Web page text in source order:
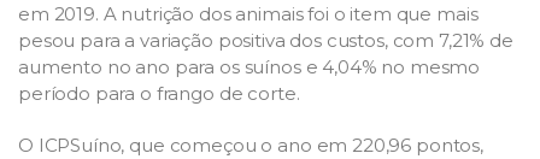
em 2019. A nutrição dos animais foi o item que mais
pesou para a variação positiva dos custos, com 7,21% de
aumento no ano para os suínos e 4,04% no mesmo
período para o frango de corte.
O ICPSuíno, que começou o ano em 220,96 pontos,